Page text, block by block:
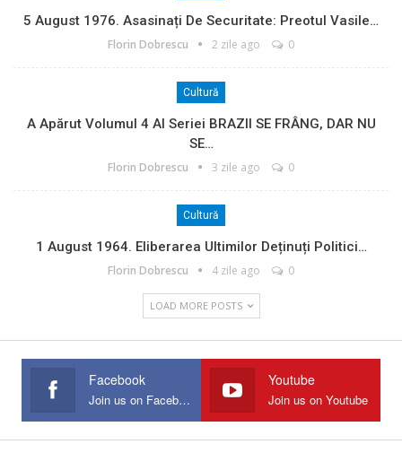
5 August 1976. Asasinați De Securitate: Preotul Vasile…
Florin Dobrescu 2 zile ago 0
Cultură
A Apărut Volumul 4 Al Seriei BRAZII SE FRÂNG, DAR NU
SE…
Florin Dobrescu 3 zile ago 0
Cultură
1 August 1964. Eliberarea Ultimilor Deținuți Politici…
Florin Dobrescu 4 zile ago 0
LOAD MORE POSTS
Facebook
Join us on Facebook
Youtube
Join us on Youtube